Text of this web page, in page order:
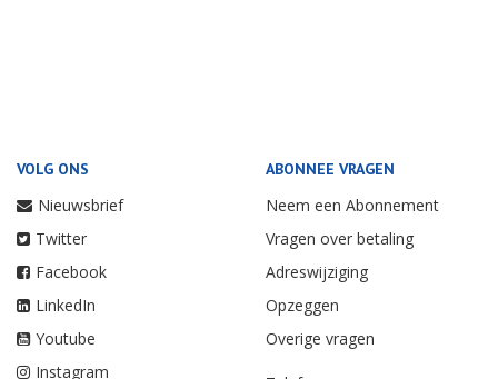
VOLG ONS
Nieuwsbrief
Twitter
Facebook
LinkedIn
Youtube
Instagram
ABONNEE VRAGEN
Neem een Abonnement
Vragen over betaling
Adreswijziging
Opzeggen
Overige vragen